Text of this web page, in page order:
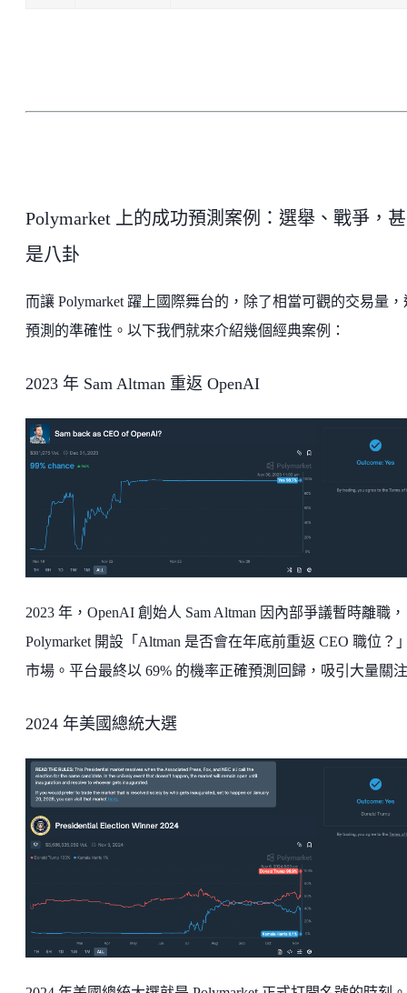
Polymarket 上的成功預測案例：選舉、戰爭，
是八卦
而讓 Polymarket 躍上國際舞台的，除了相當可觀的交易量，
預測的準確性。以下我們就來介紹幾個經典案例：
2023 年 Sam Altman 重返 OpenAI
2023 年，OpenAI 創始人 Sam Altman 因內部爭議暫時離職，
Polymarket 開設「Altman 是否會在年底前重返 CEO 職位？
市場。平台最終以 69% 的機率正確預測回歸，吸引大量關
2024 年美國總統大選